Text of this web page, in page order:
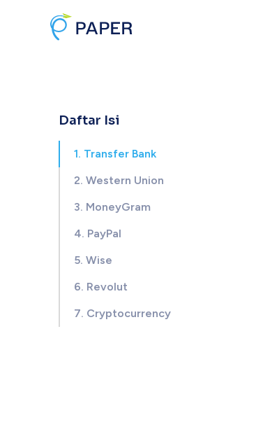
Daftar Isi
1. Transfer Bank
2. Western Union
3. MoneyGram
4. PayPal
5. Wise
6. Revolut
7. Cryptocurrency